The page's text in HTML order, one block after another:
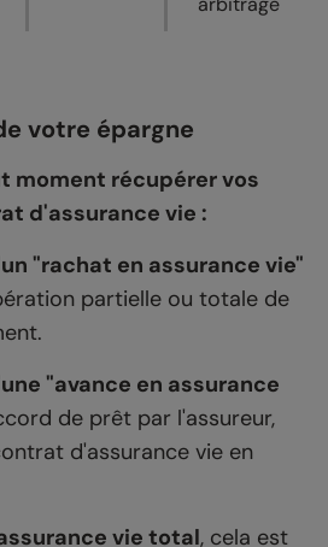
votre épargne
moment récupérer vos
d'assurance vie :
"rachat en assurance vie"
partielle ou totale de
"avance en assurance
de prêt par l'assureur,
d'assurance vie en
vie total, cela est